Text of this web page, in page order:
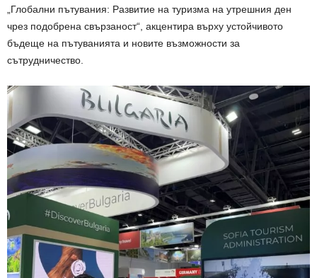
„Глобални пътувания: Развитие на туризма на утрешния ден
чрез подобрена свързаност“, акцентира върху устойчивото
бъдеще на пътуванията и новите възможности за
сътрудничество.